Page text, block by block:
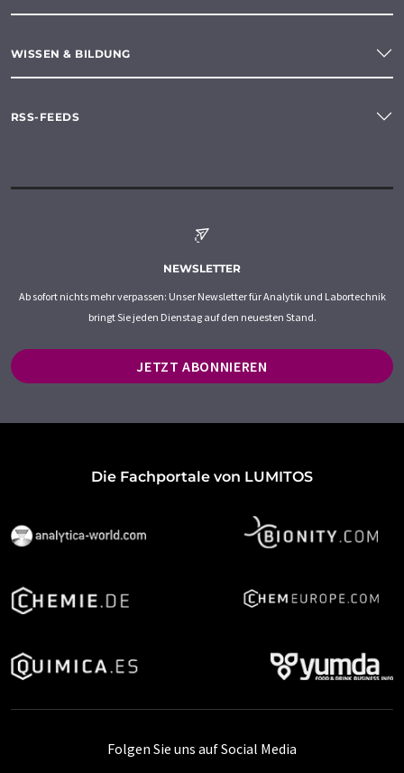
WISSEN & BILDUNG
RSS-FEEDS
NEWSLETTER
Ab sofort nichts mehr verpassen: Unser Newsletter für Analytik und Labortechnik
bringt Sie jeden Dienstag auf den neuesten Stand.
JETZT ABONNIEREN
Die Fachportale von LUMITOS
Folgen Sie uns auf Social Media